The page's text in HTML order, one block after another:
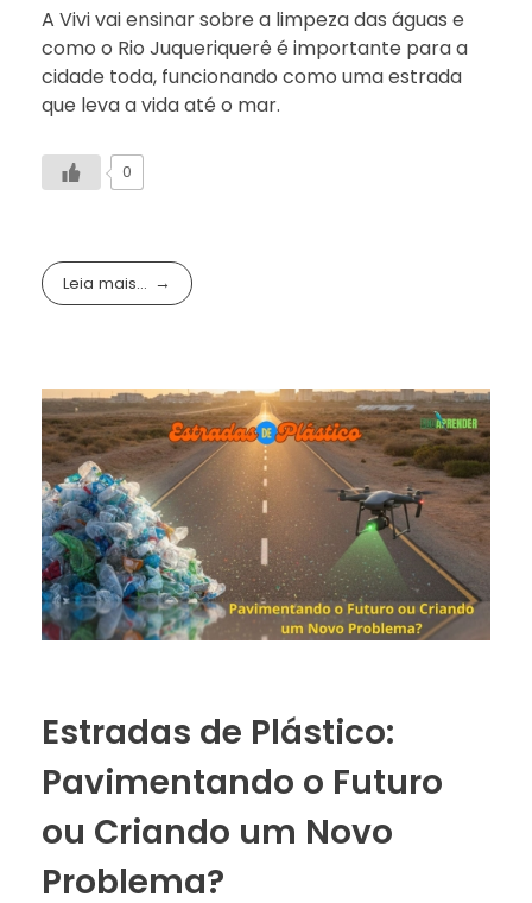
A Vivi vai ensinar sobre a limpeza das águas e
como o Rio Juqueriquerê é importante para a
cidade toda, funcionando como uma estrada
que leva a vida até o mar.
0
Leia mais...
Estradas de Plástico:
Pavimentando o Futuro
ou Criando um Novo
Problema?